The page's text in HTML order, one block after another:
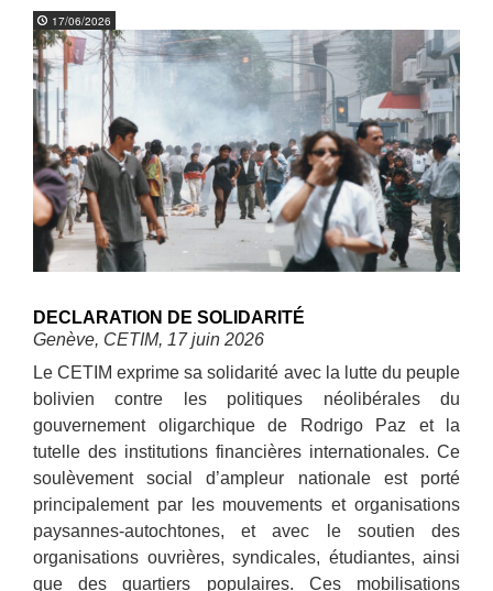
17/06/2026
DECLARATION DE SOLIDARITÉ
Genève, CETIM, 17 juin 2026
Le CETIM exprime sa solidarité avec la lutte du peuple
bolivien contre les politiques néolibérales du
gouvernement oligarchique de Rodrigo Paz et la
tutelle des institutions financières internationales. Ce
soulèvement social d’ampleur nationale est porté
principalement par les mouvements et organisations
paysannes-autochtones, et avec le soutien des
organisations ouvrières, syndicales, étudiantes, ainsi
que des quartiers populaires. Ces mobilisations